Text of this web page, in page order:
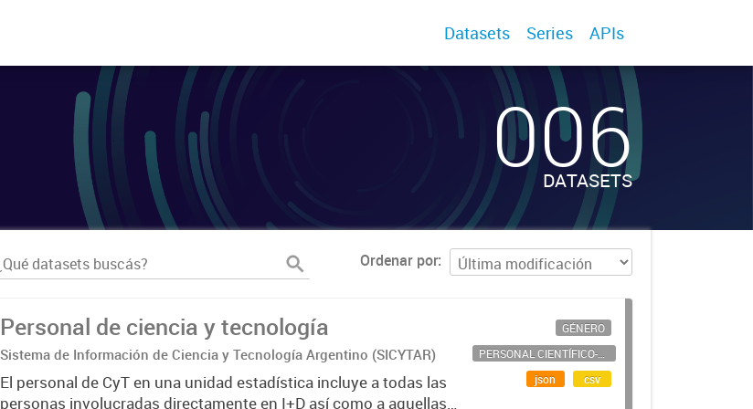
Datasets Series APIs
006
DATASETS
Ordenar por
Personal de ciencia y tecnología
Sistema de Información de Ciencia y Tecnología Argentino (SICYTAR)
El personal de CyT en una unidad estadística incluye a todas las
personas involucradas directamente en I+D así como a aquellas
GÉNERO
PERSONAL CIENTÍFICO-TECNOLÓGICO
json
csv